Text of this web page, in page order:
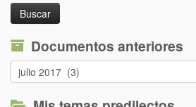
Documentos anteriores
Documentos
anteriores